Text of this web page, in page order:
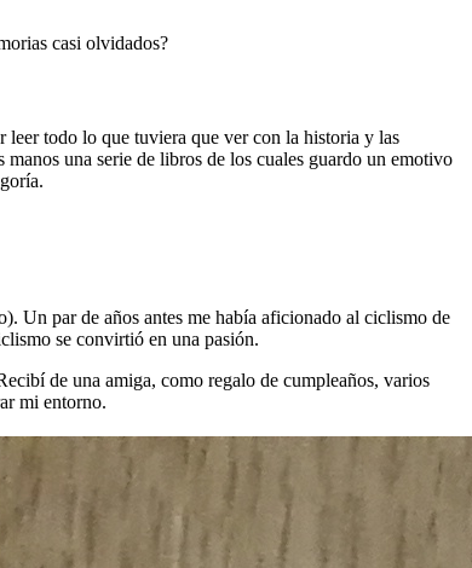
casi olvidados?
leer todo lo que tuviera que ver con la historia y las
una serie de libros de los cuales guardo un emotivo
Un par de años antes me había aficionado al ciclismo de
se convirtió en una pasión.
de una amiga, como regalo de cumpleaños, varios
mi entorno.